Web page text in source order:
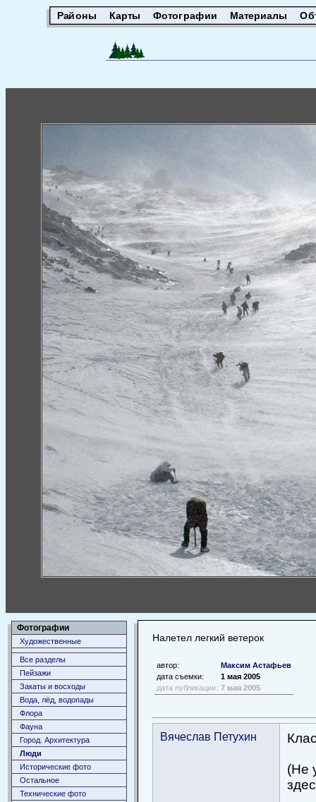
Районы Карты Фотографии Материалы
Фотографии
Художественные
Все разделы
Пейзажи
Закаты и восходы
Вода, лёд, водопады
Флора
Фауна
Город. Архитектура
Люди
Исторические фото
Остальное
Технические фото
Налетел легкий ветерок
автор:
Максим Астафьев
дата съемки:
1 мая 2005
дата публикации: 7 мая 2005
Вячеслав Петухин
(Не